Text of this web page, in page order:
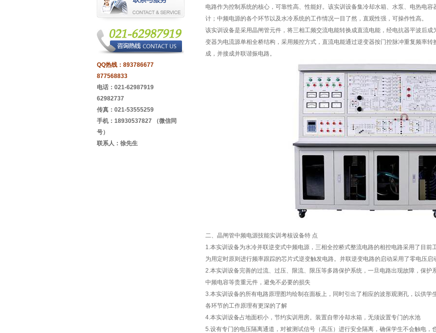
电路作为控制系统的核心，可靠性高、性能好。该实训设备集冷却水箱、水泵、电热电
计；中频电源的各个环节以及水冷系统的工作情况一目了然，直观性强，可操作性高。
该实训设备是采用晶闸管元件，将三相工频交流电能转换成直流电能，经电抗器平波后
变器为电流源单相全桥结构，采用频控方式，直流电能通过逆变器按门控脉冲重复频率
成，并接成并联谐振电路。
二、晶闸管中频电源技能实训考核设备特 点
1.本实训设备为水冷并联逆变式中频电源，三相全控桥式整流电路的相控电路采用了目
为用定时原则进行频率跟踪的芯片式逆变触发电路。并联逆变电路的启动采用了零电压
2.本实训设备完善的过流、过压、限流、限压等多路保护系统，一旦电路出现故障，保
中频电容等贵重元件，避免不必要的损失
3.本实训设备的所有电路原理图均绘制在面板上，同时引出了相应的波形观测孔，以供
各环节的工作原理有更深的了解
4.本实训设备占地面积小，节约实训用房。装置自带冷却水箱，无须设置专门的水池
5.设有专门的电压隔离通道，对被测试信号（高压）进行安全隔离，确保学生不会触电，
QQ热线： 893786677
877568833
电话：021-62987919
62982737
传真：021-53555259
手机：18930537827 （微信同
号）
联系人：徐先生